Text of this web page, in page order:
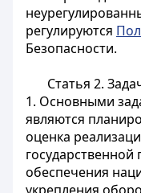
регулируются
Безопасности.
Статья 2.
1. Основными
являются
оценка
государственной
обеспечения